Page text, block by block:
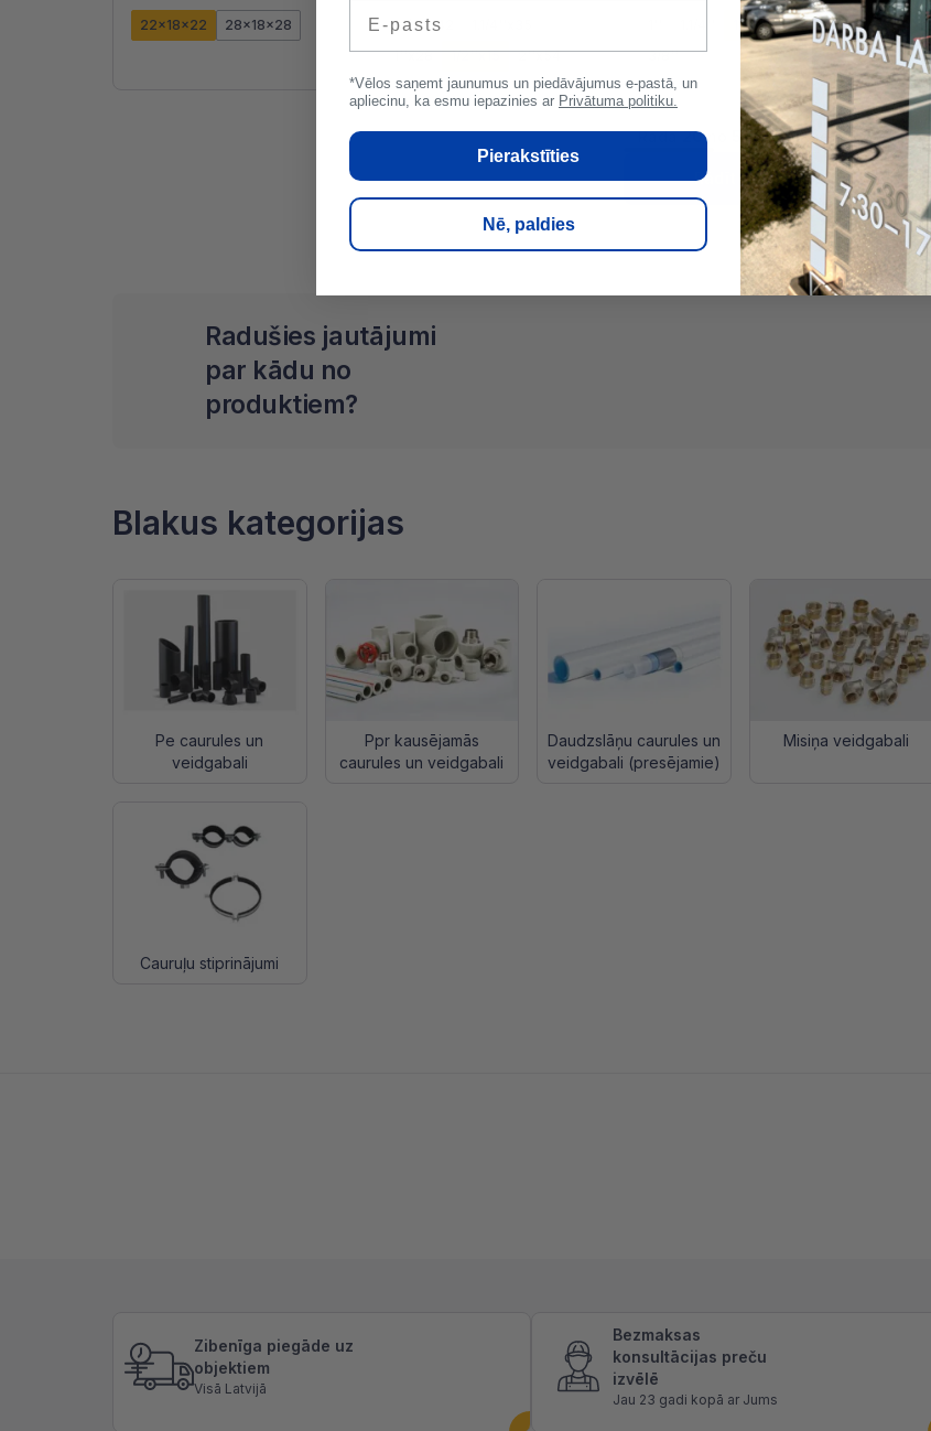
22x18x22 28x18x28 1.1/2''x42
1''x28
1/2''x15 2''x54
1/2''
3/4''
3/8''
1''
1/4''
Rāda20no 52produktiem
Rādīt vairāk
1 2 3 Nākošā
Radušies jautājumi
par kādu no
produktiem?
Blakus kategorijas
Pe caurules un
veidgabali
Ppr kausējamās
caurules un veidgabali
Daudzslāņu caurules un
veidgabali (presējamie)
Misiņa veidgabali
Cauruļu stiprinājumi
Zibenīga piegāde uz
objektiem
Visā Latvijā
Bezmaksas
konsultācijas preču
izvēlē
Jau 23 gadi kopā ar Jums
*Vēlos saņemt jaunumus un piedāvājumus e-pastā, un
apliecinu, ka esmu iepazinies ar Privātuma politiku.
Pierakstīties
Nē, paldies